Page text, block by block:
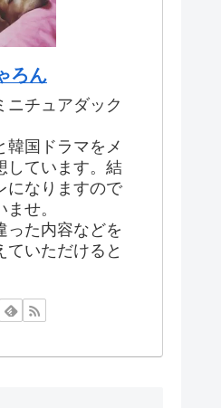
ろん
ニチュアダック
韓国ドラマをメ
しています。結
になりますので
せ。
った内容などを
ていただけると